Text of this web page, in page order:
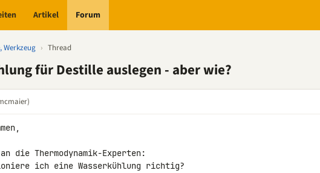
Artikel Forum
Werkzeug › Thread
für Destille auslegen - aber wie?
die Thermodynamik-Experten:
ich eine Wasserkühlung richtig?